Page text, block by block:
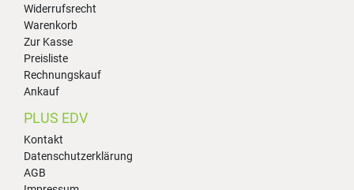
Widerrufsrecht
Warenkorb
Zur Kasse
Preisliste
Rechnungskauf
Ankauf
PLUS EDV
Kontakt
Datenschutzerklärung
AGB